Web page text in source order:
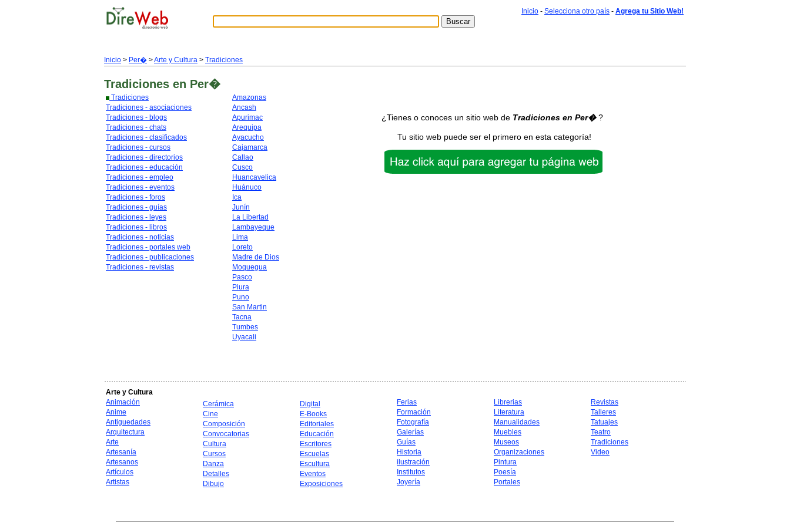
Inicio - Selecciona otro país - Agrega tu Sitio Web!
Inicio > Per� >Arte y Cultura > Tradiciones
Tradiciones en Per�
Tradiciones
Tradiciones - asociaciones
Tradiciones - blogs
Tradiciones - chats
Tradiciones - clasificados
Tradiciones - cursos
Tradiciones - directorios
Tradiciones - educación
Tradiciones - empleo
Tradiciones - eventos
Tradiciones - foros
Tradiciones - guías
Tradiciones - leyes
Tradiciones - libros
Tradiciones - noticias
Tradiciones - portales web
Tradiciones - publicaciones
Tradiciones - revistas
Amazonas
Ancash
Apurimac
Arequipa
Ayacucho
Cajamarca
Callao
Cusco
Huancavelica
Huánuco
Ica
Junín
La Libertad
Lambayeque
Lima
Loreto
Madre de Dios
Moquegua
Pasco
Piura
Puno
San Martin
Tacna
Tumbes
Uyacali
¿Tienes o conoces un sitio web de Tradiciones en Per�?
Tu sitio web puede ser el primero en esta categoría!
Arte y Cultura
Animación
Anime
Antiguedades
Arquitectura
Arte
Artesanía
Artesanos
Artículos
Artistas
Cerámica
Cine
Composición
Convocatorias
Cultura
Cursos
Danza
Detalles
Dibujo
Digital
E-Books
Editoriales
Educación
Escritores
Escuelas
Escultura
Eventos
Exposiciones
Ferias
Formación
Fotografía
Galerías
Guías
Historia
ilustración
Institutos
Joyería
Librerias
Literatura
Manualidades
Muebles
Museos
Organizaciones
Pintura
Poesía
Portales
Revistas
Talleres
Tatuajes
Teatro
Tradiciones
Video